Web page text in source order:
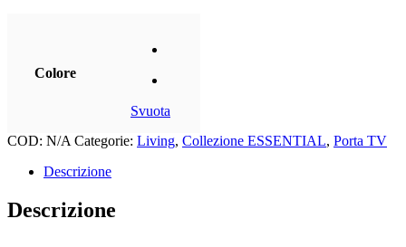
Colore
Svuota
COD: N/A Categorie: Living, Collezione ESSENTIAL, Porta TV
Descrizione
Descrizione